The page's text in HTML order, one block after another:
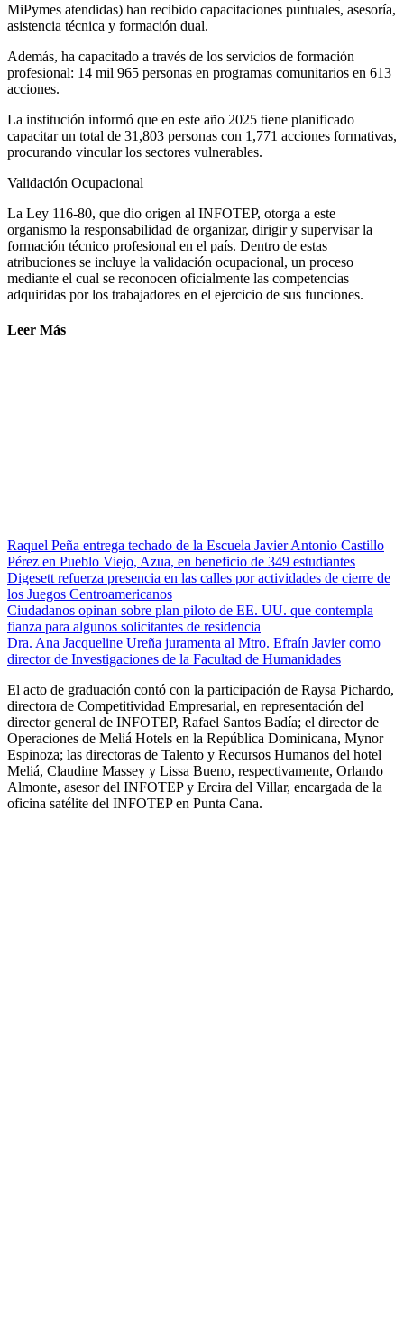
MiPymes atendidas) han recibido capacitaciones puntuales, asesoría,
asistencia técnica y formación dual.
Además, ha capacitado a través de los servicios de formación
profesional: 14 mil 965 personas en programas comunitarios en 613
acciones.
La institución informó que en este año 2025 tiene planificado
capacitar un total de 31,803 personas con 1,771 acciones formativas,
procurando vincular los sectores vulnerables.
Validación Ocupacional
La Ley 116-80, que dio origen al INFOTEP, otorga a este
organismo la responsabilidad de organizar, dirigir y supervisar la
formación técnico profesional en el país. Dentro de estas
atribuciones se incluye la validación ocupacional, un proceso
mediante el cual se reconocen oficialmente las competencias
adquiridas por los trabajadores en el ejercicio de sus funciones.
Leer Más
Raquel Peña entrega techado de la Escuela Javier Antonio Castillo
Pérez en Pueblo Viejo, Azua, en beneficio de 349 estudiantes
Digesett refuerza presencia en las calles por actividades de cierre de
los Juegos Centroamericanos
Ciudadanos opinan sobre plan piloto de EE. UU. que contempla
fianza para algunos solicitantes de residencia
Dra. Ana Jacqueline Ureña juramenta al Mtro. Efraín Javier como
director de Investigaciones de la Facultad de Humanidades
El acto de graduación contó con la participación de Raysa Pichardo,
directora de Competitividad Empresarial, en representación del
director general de INFOTEP, Rafael Santos Badía; el director de
Operaciones de Meliá Hotels en la República Dominicana, Mynor
Espinoza; las directoras de Talento y Recursos Humanos del hotel
Meliá, Claudine Massey y Lissa Bueno, respectivamente, Orlando
Almonte, asesor del INFOTEP y Ercira del Villar, encargada de la
oficina satélite del INFOTEP en Punta Cana.